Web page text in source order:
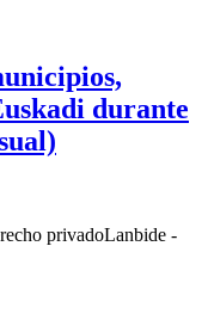
durante
privadoLanbide -